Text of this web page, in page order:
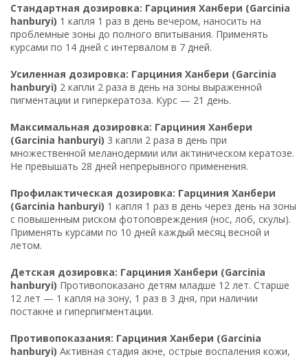
Стандартная дозировка: Гарциния Ханбери (Garcinia
hanburyi) 1 капля 1 раз в день вечером, наносить на
проблемные зоны до полного впитывания. Применять
курсами по 14 дней с интервалом в 7 дней.
Усиленная дозировка: Гарциния Ханбери (Garcinia
hanburyi) 2 капли 2 раза в день на зоны выраженной
пигментации и гиперкератоза. Курс — 21 день.
Максимальная дозировка: Гарциния Ханбери
(Garcinia hanburyi) 3 капли 2 раза в день при
множественной меланодермии или актиническом кератозе.
Не превышать 28 дней непрерывного применения.
Профилактическая дозировка: Гарциния Ханбери
(Garcinia hanburyi) 1 капля 1 раз в день через день на зоны
с повышенным риском фотоповреждения (нос, лоб, скулы).
Применять курсами по 10 дней каждый месяц весной и
летом.
Детская дозировка: Гарциния Ханбери (Garcinia
hanburyi) Противопоказано детям младше 12 лет. Старше
12 лет — 1 капля на зону, 1 раз в 3 дня, при наличии
постакне и гиперпигментации.
Противопоказания: Гарциния Ханбери (Garcinia
hanburyi) Активная стадия акне, острые воспаления кожи,